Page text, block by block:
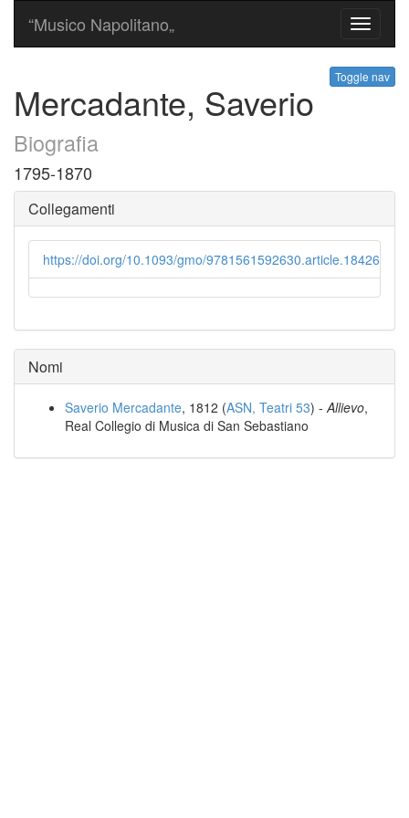
Toggle
“Musico Napolitano„
Toggle nav
Mercadante, Saverio
Biografia
1795-1870
Collegamenti
https://doi.org/10.1093/gmo/9781561592630.article.18426
Nomi
Saverio Mercadante, 1812 (ASN, Teatri 53) -Allievo,
Real Collegio di Musica di San Sebastiano